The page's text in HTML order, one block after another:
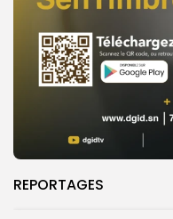
REPORTAGES